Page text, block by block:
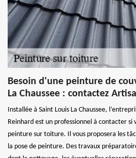
Besoin d'une peinture de
La Chaussee : contactez
Installée à Saint Louis La Chaussee,
Reinhard est un professionnel à contacter si
peinture sur toiture. Il vous proposera les
la pose de peinture. Des travaux